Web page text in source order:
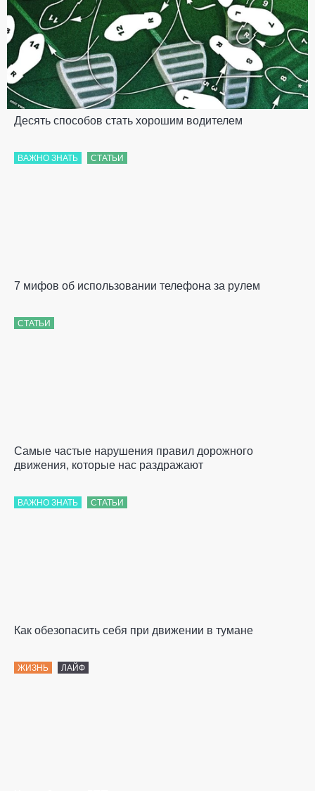
Десять способов стать хорошим водителем
ВАЖНО ЗНАТЬ СТАТЬИ
7 мифов об использовании телефона за рулем
СТАТЬИ
Самые частые нарушения правил дорожного
движения, которые нас раздражают
ВАЖНО ЗНАТЬ СТАТЬИ
Как обезопасить себя при движении в тумане
ЖИЗНЬ ЛАЙФ